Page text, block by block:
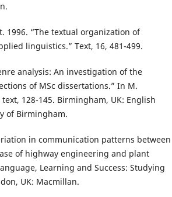
1996. “The textual organization of
linguistics.” Text, 16, 481-499.
analysis: An investigation of the
of MSc dissertations.” In M.
128-145. Birmingham, UK: English
of Birmingham.
in communication patterns between
of highway engineering and plant
Learning and Success: Studying
UK: Macmillan.